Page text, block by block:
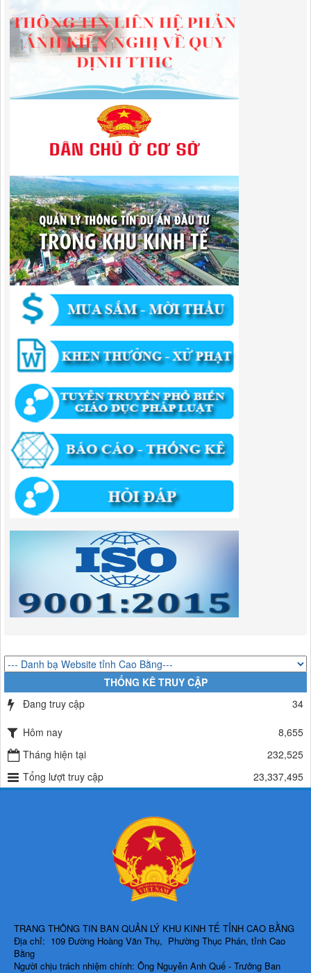
01/2026/NQ-HĐND
Nghị Quyết Quy định mức thu, chế độ thu, nộp, quản lý và sử dụng
Phí sử dụng công trình kết cấu hạ tầng, công trình dịch vụ, tiện ích
công cộng trong khu vực cửa khẩu trên địa bàn tỉnh Cao Bằng
Lượt xem:317 | lượt tải:109
Quyết Định Công bố danh mục thủ tục hành chính sửa đổi, bổ sung,
bãi bỏ trong lĩnh vực đầu tư theo phương thức đối tác công tư; đấu
thầu lựa chọn nhà đầu tư thuộc thẩm quyền giải quyết của Sở Tài
chính, Ban Quản lý Khu kinh tế tỉnh, UBND cấp xã tỉnh CB
Lượt xem:304 | lượt tải:303
182/QĐ-BQLKKT
Quyết Định Công khai điều chỉnh, bổ sung Kế hoạch vốn đầu tư
công năm 2025
Lượt xem:457 | lượt tải:351
1174/QĐ-UBND
QUYẾT ĐỊNH Về việc công bố danh mục thủ tục HC được sửa đổi,bổ
sung và phê duyệt quy trình nội bộ giải quyết TTHC trong lĩnh vực
hoạt động xây dựng theo quy định phân quyền,phân cấp,phân định
thẩm quyền thuộc phạm vi giải quyết của Ban QLKKT
Lượt xem:436 | lượt tải:524
346/QĐ-UBND
QUYẾT ĐỊNH Về việc phê duyệt quy trình nội bộ giải quyết thủ tục
hành chính trong lĩnh vực khu công nghiệp, khu kinh tế thuộc thẩm
quyền giải quyết của Ban Quản lý Khu kinh tế tỉnh Cao Bằng
Lượt xem:514 | lượt tải:318
55/QĐ-BQLKKT
QUYẾT ĐỊNH Công khai điều chỉnh, bổ sung Kế hoạch vốn đầu tư
công năm 2025
Lượt xem:821 | lượt tải:421
294/QĐ-UBND
QUYẾT ĐỊNH Về việc phê duyệt quy trình nội bộ giải quyết thủ tục
quyết của Ban Quản lý Khu kinh tế tỉnh Cao Bằng
Lượt xem:673 | lượt tải:203
Quyết định về việc công bố danh mục thủ tục hành chính mới ban
hành trong lĩnh vực khu công nghiệp, khu kinh tế thuộc thẩm quyền
giải quyết của Ban Quản lý Khu kinh tế tỉnh Cao Bằng
314/QĐ-BQLKKT
QUYẾT ĐỊNH Về việc công bố công khai thu hồi dự toán chi ngân
Lượt xem:489 | lượt tải:337
QUYẾT ĐỊNH Về việc công bố công khai giao dự toán chi ngân sách
năm 2024
Lượt xem:602 | lượt tải:650
THỐNG KÊ TRUY CẬP
Đang truy cập
34
Hôm nay
8,655
Tháng hiện tại
232,525
Tổng lượt truy cập
23,337,495
TRANG THÔNG TIN BAN QUẢN LÝ KHU KINH TẾ TỈNH CAO BẰNG
Địa chỉ: 109 Đường Hoàng Văn Thụ, Phường Thục Phán, tỉnh Cao
Bằng
Người chịu trách nhiệm chính: Ông Nguyễn Anh Quế - Trưởng Ban